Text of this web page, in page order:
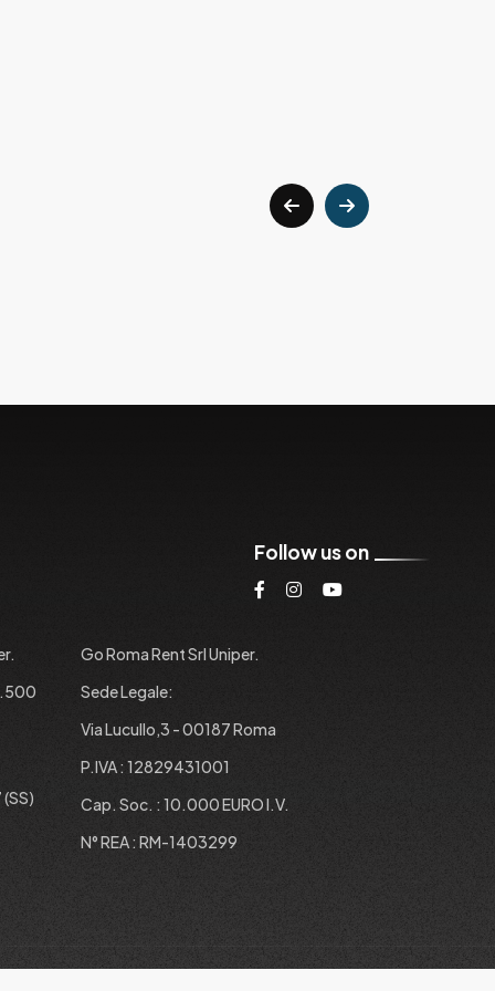
Follow us on
Go Roma Rent Srl Uniper.
Sede Legale:
Via Lucullo,3 - 00187 Roma
P.IVA : 12829431001
Cap. Soc. : 10.000 EURO I.V.
N° REA : RM-1403299
Privacy Policy Cookie Siamo su Carpro.it